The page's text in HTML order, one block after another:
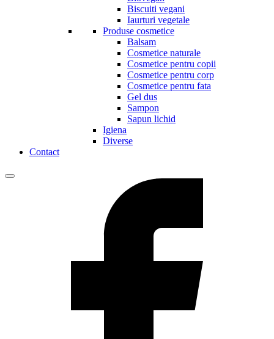
Biscuiti vegani
Iaurturi vegetale
Produse cosmetice
Balsam
Cosmetice naturale
Cosmetice pentru copii
Cosmetice pentru corp
Cosmetice pentru fata
Gel dus
Sampon
Sapun lichid
Igiena
Diverse
Contact